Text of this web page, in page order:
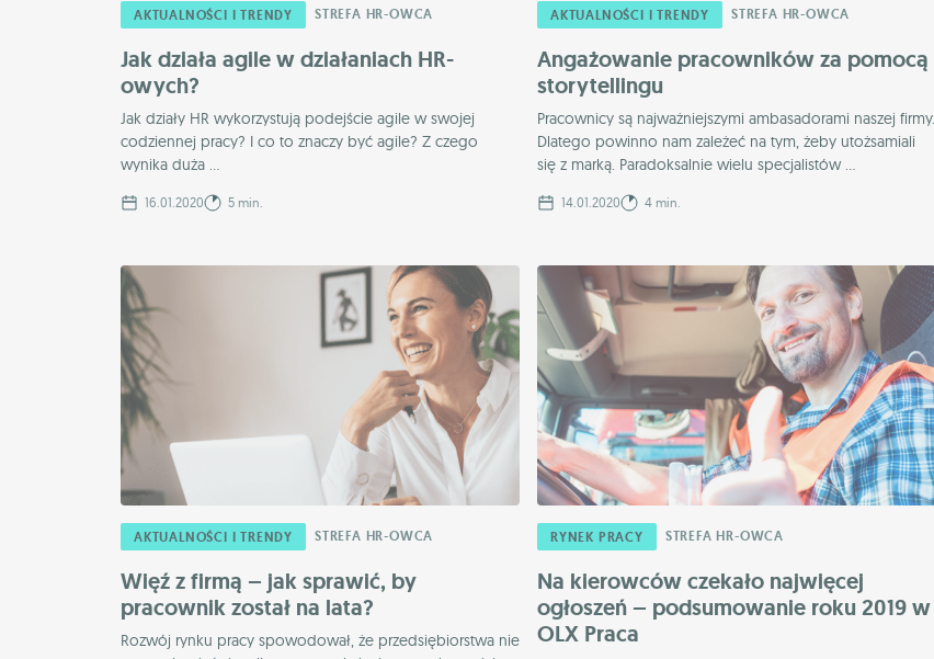
AKTUALNOŚCI I TRENDY STREFA HR-OWCA
Jak działa agile w działaniach HR-
owych?
Jak działy HR wykorzystują podejście agile w swojej
codziennej pracy? I co to znaczy być agile? Z czego
wynika duża ...
16.01.2020 5 min.
AKTUALNOŚCI I TRENDY STREFA HR-OWCA
Angażowanie pracowników za pomocą
storytellingu
Pracownicy są najważniejszymi ambasadorami naszej firmy.
Dlatego powinno nam zależeć na tym, żeby utożsamiali
się z marką. Paradoksalnie wielu specjalistów ...
14.01.2020 4 min.
AKTUALNOŚCI I TRENDY STREFA HR-OWCA
Więź z firmą – jak sprawić, by
pracownik został na lata?
Rozwój rynku pracy spowodował, że przedsiębiorstwa nie
RYNEK PRACY STREFA HR-OWCA
Na kierowców czekało najwięcej
ogłoszeń – podsumowanie roku 2019 w
OLX Praca